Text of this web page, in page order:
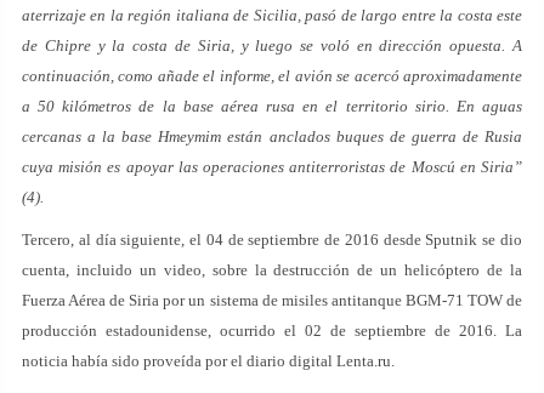
aterrizaje en la región italiana de Sicilia, pasó de largo entre la costa este
de Chipre y la costa de Siria, y luego se voló en dirección opuesta. A
continuación, como añade el informe, el avión se acercó aproximadamente
a 50 kilómetros de la base aérea rusa en el territorio sirio. En aguas
cercanas a la base Hmeymim están anclados buques de guerra de Rusia
cuya misión es apoyar las operaciones antiterroristas de Moscú en Siria”
(4).
Tercero, al día siguiente, el 04 de septiembre de 2016 desde Sputnik se dio
cuenta, incluido un video, sobre la destrucción de un helicóptero de la
Fuerza Aérea de Siria por un sistema de misiles antitanque BGM-71 TOW de
producción estadounidense, ocurrido el 02 de septiembre de 2016. La
noticia había sido proveída por el diario digital Lenta.ru.